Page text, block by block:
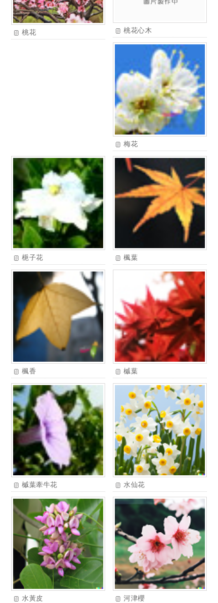
桃花 桃花心木
梅花
梔子花 楓葉
楓香 槭葉
槭葉牽牛花 水仙花
水黃皮 河津櫻